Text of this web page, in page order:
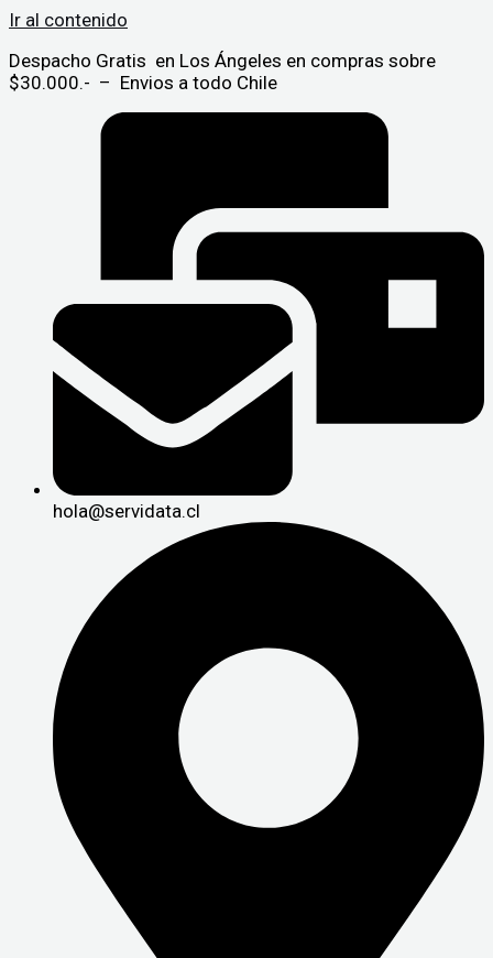
Ir al contenido
Despacho Gratis en Los Ángeles en compras sobre
$30.000.- – Envios a todo Chile
hola@servidata.cl